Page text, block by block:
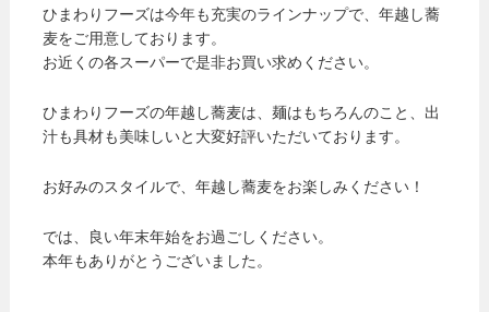
ひまわりフーズは今年も充実のラインナップで、年越し蕎
麦をご用意しております。
お近くの各スーパーで是非お買い求めください。
ひまわりフーズの年越し蕎麦は、麺はもちろんのこと、出
汁も具材も美味しいと大変好評いただいております。
お好みのスタイルで、年越し蕎麦をお楽しみください！
では、良い年末年始をお過ごしください。
本年もありがとうございました。